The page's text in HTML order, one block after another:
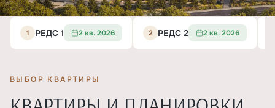
1 РЕДС 1 2 кв. 2026 2 РЕДС 2 2 кв. 2026
ВЫБОР КВАРТИРЫ